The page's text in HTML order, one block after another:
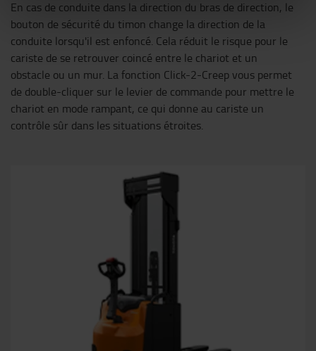
En cas de conduite dans la direction du bras de direction, le
bouton de sécurité du timon change la direction de la
conduite lorsqu'il est enfoncé. Cela réduit le risque pour le
cariste de se retrouver coincé entre le chariot et un
obstacle ou un mur. La fonction Click-2-Creep vous permet
de double-cliquer sur le levier de commande pour mettre le
chariot en mode rampant, ce qui donne au cariste un
contrôle sûr dans les situations étroites.